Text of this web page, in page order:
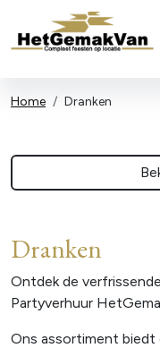
Home Dranken
Dranken
Ontdek de
Partyverhuur
Ons assortiment biedt